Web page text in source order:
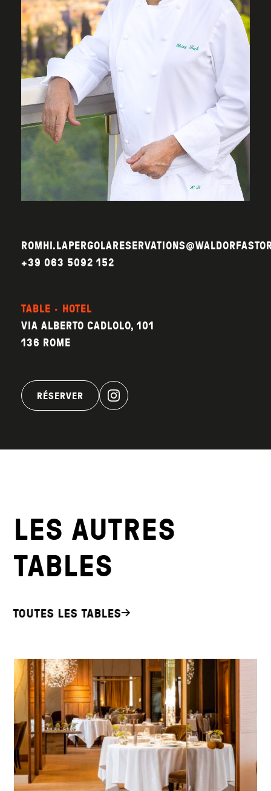
+39 063 5092 152
TABLE · HOTEL
VIA ALBERTO CADLOLO, 101
136 ROME
RÉSERVER
LES AUTRES
TABLES
TOUTES LES TABLES